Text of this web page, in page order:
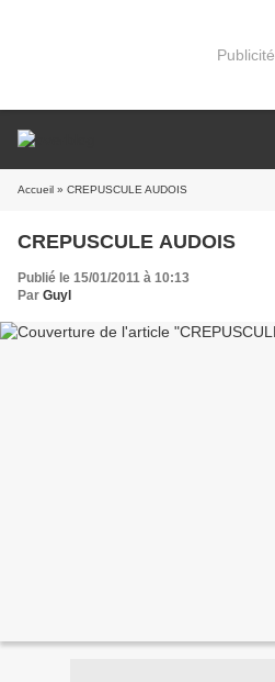
Publicité
Accueil » CREPUSCULE AUDOIS
CREPUSCULE AUDOIS
Publié le 15/01/2011 à 10:13
Par Guyl